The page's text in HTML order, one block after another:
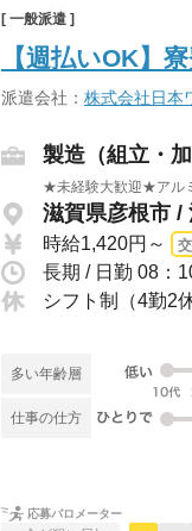
[ 一般派遣 ]
【週払いOK】
派遣会社： 株式会社日本
製造（組立・加
★未経験大歓迎★アル
滋賀県彦根市 /
時給1,420円～
長期 / 日勤 08：
多い年齢層
仕事の仕方
応募バロメーター